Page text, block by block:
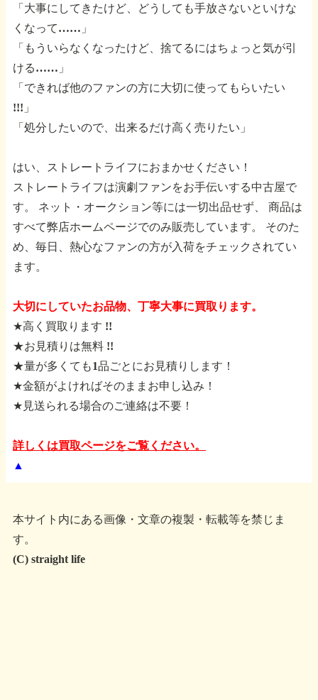
「大事にしてきたけど、どうしても手放さないといけな
くなって……」
「もういらなくなったけど、捨てるにはちょっと気が引
ける……」
「できれば他のファンの方に大切に使ってもらいたい
!!!」
「処分したいので、出来るだけ高く売りたい」
はい、ストレートライフにおまかせください！
ストレートライフは演劇ファンをお手伝いする中古屋で
す。
ネット・オークション等には一切出品せず、
商品は
すべて弊店ホームページでのみ販売しています。
そのた
め、毎日、熱心なファンの方が入荷をチェックされてい
ます。
大切にしていたお品物、丁寧大事に買取ります。
★高く買取ります !!
★お見積りは無料 !!
★量が多くても1品ごとにお見積りします！
★金額がよければそのままお申し込み！
★見送られる場合のご連絡は不要！
詳しくは買取ページをご覧ください。
▲
本サイト内にある画像・文章の複製・転載等を禁じま
す。
(C) straight life